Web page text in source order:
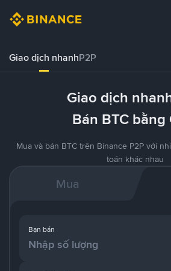
Giao dịch nhanhP2P
Giao dịch
Bán BTC bằng
Mua và bán BTC trên Binance P2P với
toán khác nhau
Mua
Bạn bán